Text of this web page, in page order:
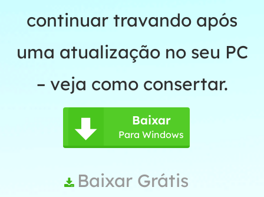
continuar travando após
uma atualização no seu PC
– veja como consertar.
 Baixar
Para Windows
 Baixar Grátis